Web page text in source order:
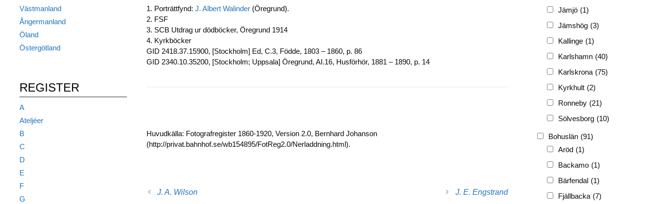
1. Porträttfynd: J. Albert Walinder (Öregrund).
2. FSF
3. SCB Utdrag ur dödböcker, Öregrund 1914
4. Kyrkböcker
GID 2418.37.15900, [Stockholm] Ed, C.3, Födde, 1803 – 1860, p. 86
GID 2340.10.35200, [Stockholm; Uppsala] Öregrund, AI.16, Husförhör, 1881 – 1890, p. 14
Huvudkälla: Fotografregister 1860-1920, Version 2.0, Bernhard Johanson
(http://privat.bahnhof.se/wb154895/FotReg2.0/Nerladdning.html).
J. A. Wilson J. E. Engstrand
Västmanland
Ångermanland
Öland
Östergötland
REGISTER
A
Ateljéer
B
C
D
E
F
G
PF (3 882)
PIONJÄR (129)
Jämjö (1)
Jämshög (3)
Kallinge (1)
Karlshamn (40)
Karlskrona (75)
Kyrkhult (2)
Ronneby (21)
Sölvesborg (10)
Bohuslän (91)
Aröd (1)
Backamo (1)
Bärfendal (1)
Fjällbacka (7)